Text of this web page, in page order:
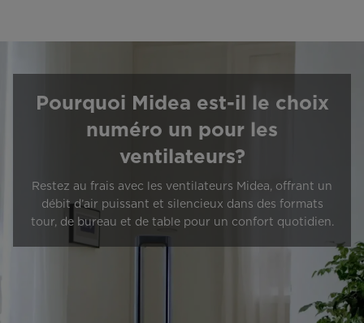
Pourquoi Midea est-il le choix
numéro un pour les
ventilateurs?
Restez au frais avec les ventilateurs Midea, offrant un
débit d’air puissant et silencieux dans des formats
tour, de bureau et de table pour un confort quotidien.